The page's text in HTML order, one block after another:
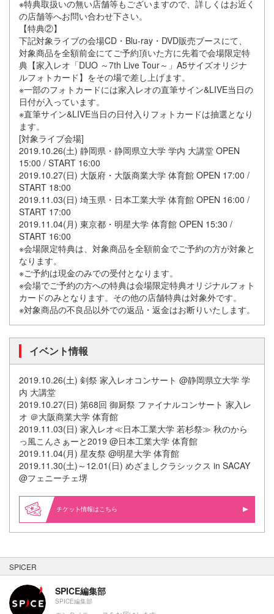
※特典取扱いの無い店舗等もございますので、詳しくはお近く
の店舗等へお問い合わせ下さい。
【特典②】
下記対象ライブの会場CD・Blu-ray・DVD販売ブースにて、
対象商品を全額前金にてご予約頂いた方に先着で会場限定特
典【家入レオ「DUO ～7th Live Tour～」A5サイズオリジナ
ルフォトカード】をその場で差し上げます。
※一部のフォトカードには家入レオの直筆サイン&LIVE当日の
日付が入っています。
※直筆サイン&LIVE当日の日付入りフォトカードは抽選となり
ます。
[対象ライブ会場]
2019.10.26(土) 静岡県・静岡県立大学 学内 大講堂 OPEN
15:00 / START 16:00
2019.10.27(日) 大阪府・大阪商業大学 体育館 OPEN 17:00 /
START 18:00
2019.11.03(日) 埼玉県・日本工業大学 体育館 OPEN 16:00 /
START 17:00
2019.11.04(月) 東京都・明星大学 体育館 OPEN 15:30 /
START 16:00
※会場限定特典は、対象商品を全額前金でご予約の方が対象と
なります。
※ご予約は現金のみでの受付となります。
※会場でご予約の方への特典は会場限定特典オリジナルフォト
カードのみとなります。その他の店舗特典は対象外です。
※対象商品の不良品以外での返品・返金はお断りいたします。
イベント情報
2019.10.26(土) 剣祭 家入レオコンサート @静岡県立大学 学
内 大講堂
2019.10.27(日) 第68回 御厨祭 ファイナルコンサート 家入レ
オ ＠大阪商業大学 体育館
2019.11.03(日) 家入レオ≪日本工業大学 若杉祭≫ 秋のから
っ風こんさぁーと2019 @日本工業大学 体育館
2019.11.04(月) 星友祭 @明星大学 体育館
2019.11.30(土)～12.01(日) めざましクラシックス in SACAY
@フェニーチェ堺
情報はこちら
SPICER
SPICE編集部
SPICE編集部